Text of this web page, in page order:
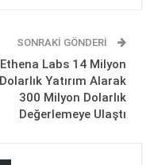
SONRAKI GÖNDERI
Ethena Labs 14 Milyon
Dolarlık Yatırım Alarak
300 Milyon Dolarlık
Değerlemeye Ulaştı